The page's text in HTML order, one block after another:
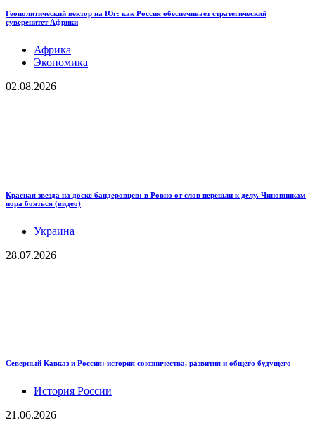
Геополитический вектор на Юг: как Россия обеспечивает стратегический
суверенитет Африки
Африка
Экономика
02.08.2026
Красная звезда на доске бандеровцев: в Ровно от слов перешли к делу. Чиновникам
пора бояться (видео)
Украина
28.07.2026
Северный Кавказ и Россия: история союзничества, развития и общего будущего
История России
21.06.2026